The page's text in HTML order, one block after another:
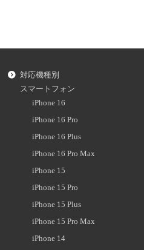
対応機種別
スマートフォン
iPhone 16
iPhone 16 Pro
iPhone 16 Plus
iPhone 16 Pro Max
iPhone 15
iPhone 15 Pro
iPhone 15 Plus
iPhone 15 Pro Max
iPhone 14